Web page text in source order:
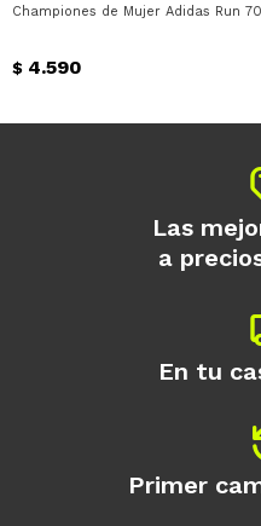
Championes de Mujer Adidas Run
$ 4.590
Las
a
En tu
Primer
Día Mes